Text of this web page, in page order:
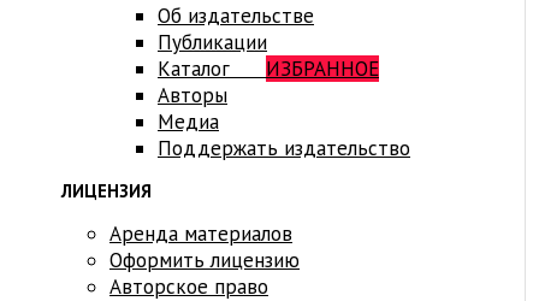
Об издательстве
Публикации
Каталог ИЗБРАННОЕ
Авторы
Медиа
Поддержать издательство
ЛИЦЕНЗИЯ
Аренда материалов
Оформить лицензию
Авторское право